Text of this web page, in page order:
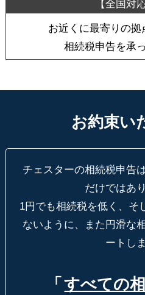
お近くに最寄りの拠
相続税申告を承
お約束い
チェスターの相続税申告
だけではあ
1円でも相続税を低く、そ
ないように、
また円滑な
ートし
「 すべての